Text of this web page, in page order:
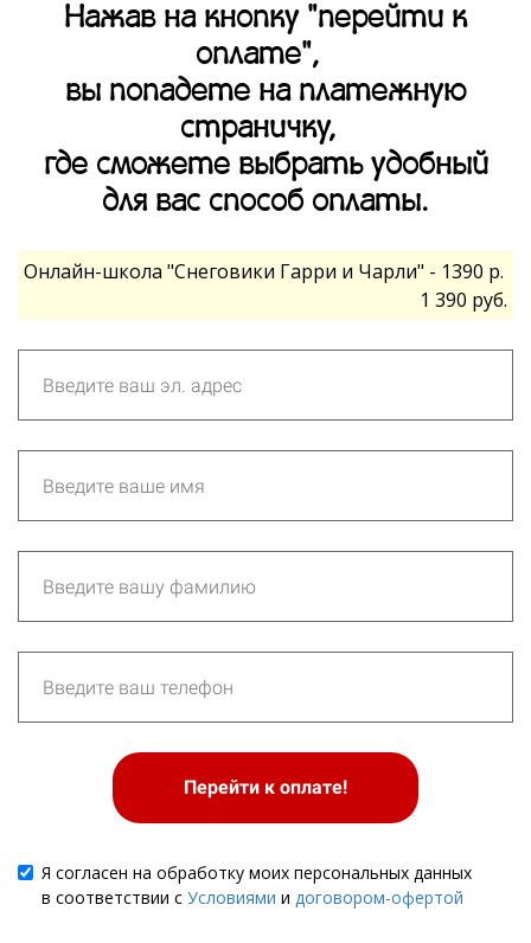
Нажав на кнопку "перейти к
оплате",
вы попадете на платежную
страничку,
где сможете выбрать удобный
для вас способ оплаты.
Онлайн-школа "Снеговики Гарри и Чарли" - 1390 р.
1 390 руб.
Перейти к оплате!
Я согласен на обработку моих персональных данных
в соответствии с Условиями и договором-офертой